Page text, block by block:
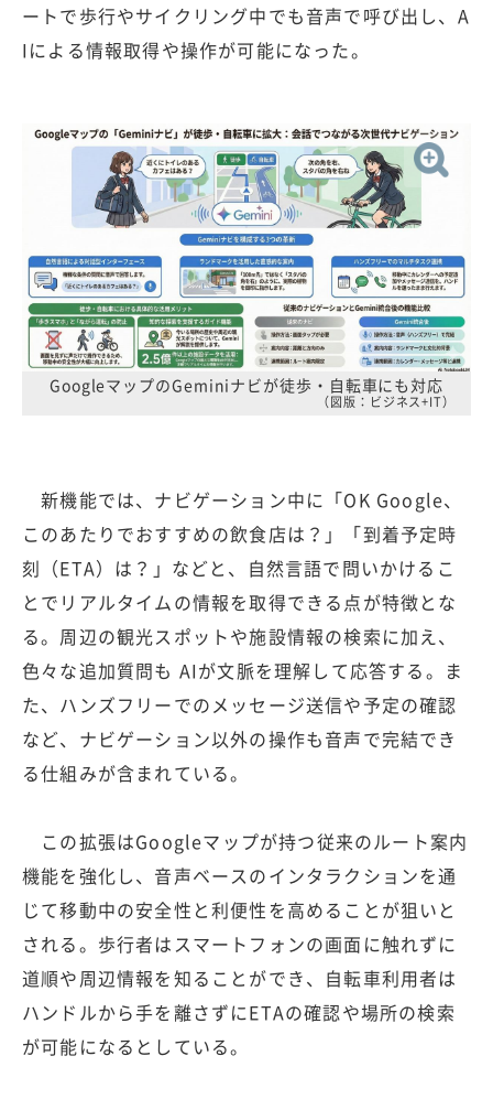
ートで歩行やサイクリング中でも音声で呼び出し、A
Iによる情報取得や操作が可能になった。
GoogleマップのGeminiナビが徒歩・自転車にも対応
（図版：ビジネス+IT）
新機能では、ナビゲーション中に「OK Google、
このあたりでおすすめの飲食店は？」「到着予定時
刻（ETA）は？」などと、自然言語で問いかけるこ
とでリアルタイムの情報を取得できる点が特徴とな
る。周辺の観光スポットや施設情報の検索に加え、
色々な追加質問も AIが文脈を理解して応答する。ま
た、ハンズフリーでのメッセージ送信や予定の確認
など、ナビゲーション以外の操作も音声で完結でき
る仕組みが含まれている。
この拡張はGoogleマップが持つ従来のルート案内
機能を強化し、音声ベースのインタラクションを通
じて移動中の安全性と利便性を高めることが狙いと
される。歩行者はスマートフォンの画面に触れずに
道順や周辺情報を知ることができ、自転車利用者は
ハンドルから手を離さずにETAの確認や場所の検索
が可能になるとしている。